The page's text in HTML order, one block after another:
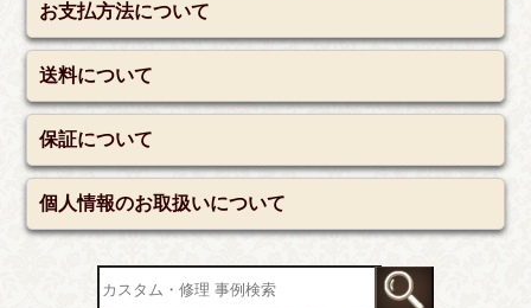
お支払方法について
送料について
保証について
個人情報のお取扱いについて